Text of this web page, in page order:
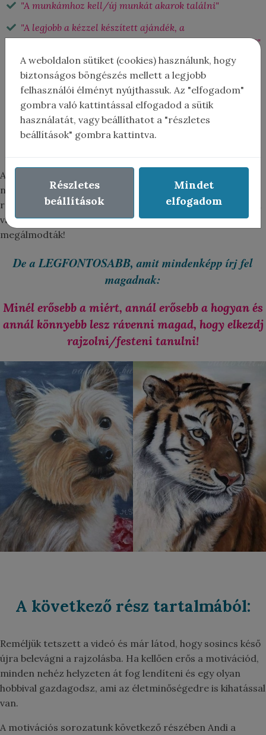
"A munkámhoz kell/új munkát akarok találni"
"A legjobb a kézzel készített ajándék, a
családomnak/barátoknak akarok rajzokat ajándékozni"
"Nyugdíjas éveimben szeretnék valami tartalmas
elfoglaltságot"
"Munkahelyi stressz levezetésére /Kikapcsolódás
céljából"
"Betegség/Válás/Haláleset/Trauma feldolgozása
Azok, akik gyerek korban szerettek rajzolni, felnőttként
nagyon sokszor nyúlnak vissza a
rajzoláshoz, örömszerzés, kikapcsolódás céljából vagy ha
valamilyen oknál fogva nem úgy alakul az életük, ahogy
megálmodták!
De a LEGFONTOSABB, amit mindenképp írj fel
magadnak:
Minél erősebb a miért, annál erősebb a hogyan és
annál könnyebb lesz rávenni magad, hogy elkezdj
rajzolni/festeni tanulni!
A következő rész tartalmából:
Reméljük tetszett a videó és már látod, hogy sosincs késő
újra belevágni a rajzolásba. Ha kellően erős a motivációd,
minden nehéz helyzeten át fog lendíteni és egy olyan
hobbival gazdagodsz, ami az életminőségedre is kihatással
van.
A motivációs sorozatunk következő részében Andi a
A weboldalon sütiket (cookies) használunk, hogy
biztonságos böngészés mellett a legjobb
felhasználói élményt nyújthassuk. Az "elfogadom"
gombra való kattintással elfogadod a sütik
használatát, vagy beállíthatot a "részletes
beállítások" gombra kattintva.
Részletes
beállítások
Mindet
elfogadom